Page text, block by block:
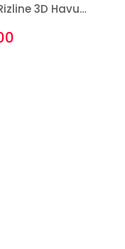
Bmw X4 2018 Sonrası Rizline 3D Havuzlu Paspas